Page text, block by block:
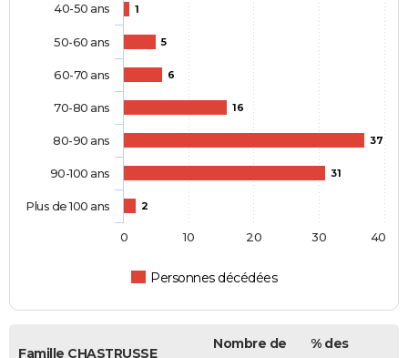
1
5
6
16
37
31
2
Personnes décédées
40-50 ans
50-60 ans
60-70 ans
70-80 ans
80-90 ans
90-100 ans
Plus de 100 ans
0 10 20 30 40
Famille CHASTRUSSE
Nombre de
% des